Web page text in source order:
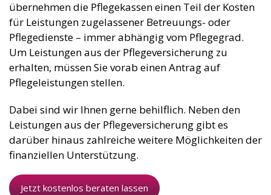
übernehmen die Pflegekassen einen Teil der Kosten
für Leistungen zugelassener Betreuungs- oder
Pflegedienste – immer abhängig vom Pflegegrad.
Um Leistungen aus der Pflegeversicherung zu
erhalten, müssen Sie vorab einen Antrag auf
Pflegeleistungen stellen.
Dabei sind wir Ihnen gerne behilflich. Neben den
Leistungen aus der Pflegeversicherung gibt es
darüber hinaus zahlreiche weitere Möglichkeiten der
finanziellen Unterstützung.
Jetzt kostenlos beraten lassen